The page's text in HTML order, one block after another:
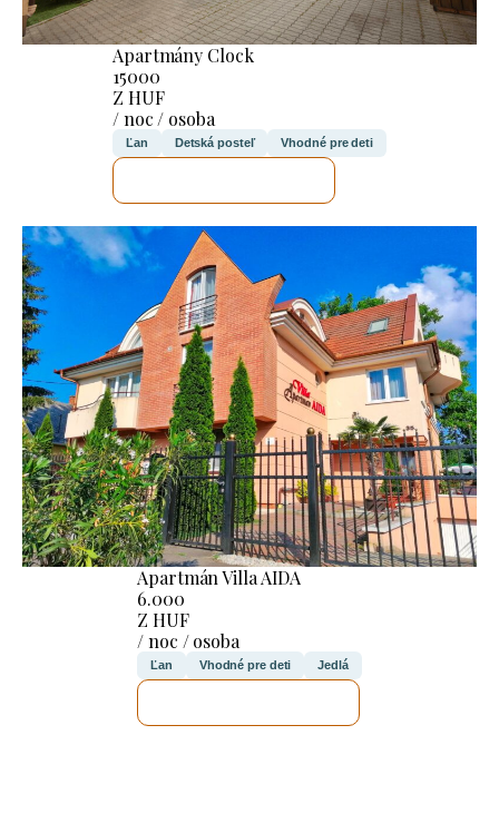
Apartmány Clock
15000
Z HUF
/ noc / osoba
Ľan Detská posteľ Vhodné pre deti
Apartmán Villa AIDA
6.000
Z HUF
/ noc / osoba
Ľan Vhodné pre deti Jedlá